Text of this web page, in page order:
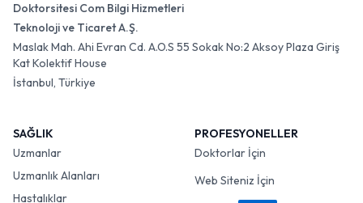
Doktorsitesi Com Bilgi Hizmetleri
Teknoloji ve Ticaret A.Ş.
Maslak Mah. Ahi Evran Cd. A.O.S 55 Sokak No:2 Aksoy Plaza Giriş
Kat Kolektif House
İstanbul, Türkiye
SAĞLIK
Uzmanlar
Uzmanlık Alanları
Hastalıklar
PROFESYONELLER
Doktorlar İçin
Web Siteniz İçin